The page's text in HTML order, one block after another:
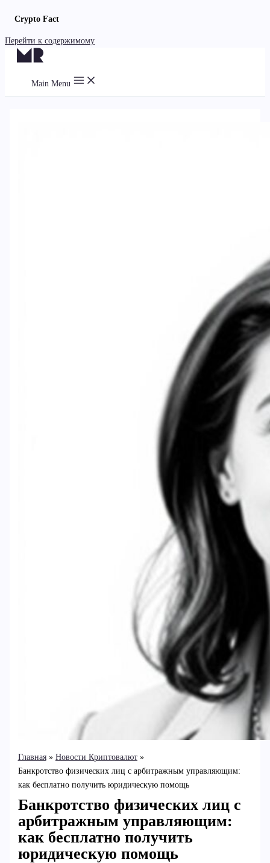
Crypto Fact
Перейти к содержимому
Main Menu
Главная
Новости Криптовалют
Банкротство физических лиц с арбитражным управляющим:
как бесплатно получить юридическую помощь
Банкротство физических лиц с
арбитражным управляющим:
как бесплатно получить
юридическую помощь